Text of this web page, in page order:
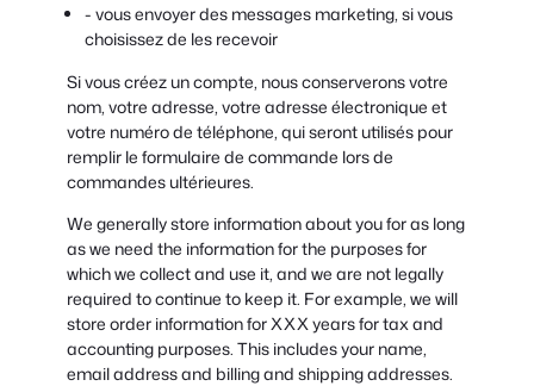
- vous envoyer des messages marketing, si vous
choisissez de les recevoir
Si vous créez un compte, nous conserverons votre
nom, votre adresse, votre adresse électronique et
votre numéro de téléphone, qui seront utilisés pour
remplir le formulaire de commande lors de
commandes ultérieures.
We generally store information about you for as long
as we need the information for the purposes for
which we collect and use it, and we are not legally
required to continue to keep it. For example, we will
store order information for XXX years for tax and
accounting purposes. This includes your name,
email address and billing and shipping addresses.